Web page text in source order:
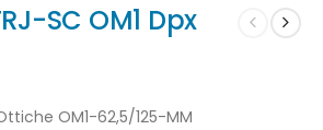
SC OM1 Dpx
OM1-62,5/125-MM